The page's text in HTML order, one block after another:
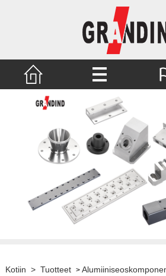
Kotiin > Tuotteet >